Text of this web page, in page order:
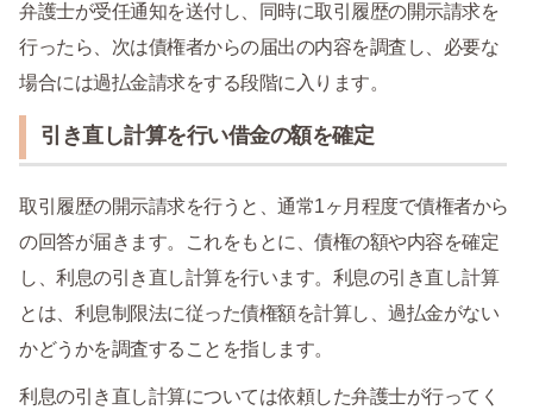
弁護士が受任通知を送付し、同時に取引履歴の開示請求を
行ったら、次は債権者からの届出の内容を調査し、必要な
場合には過払金請求をする段階に入ります。
引き直し計算を行い借金の額を確定
取引履歴の開示請求を行うと、通常1ヶ月程度で債権者から
の回答が届きます。これをもとに、債権の額や内容を確定
し、利息の引き直し計算を行います。利息の引き直し計算
とは、利息制限法に従った債権額を計算し、過払金がない
かどうかを調査することを指します。
利息の引き直し計算については依頼した弁護士が行ってく